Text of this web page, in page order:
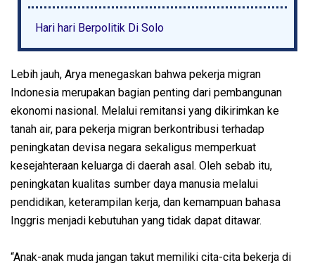
Hari hari Berpolitik Di Solo
Lebih jauh, Arya menegaskan bahwa pekerja migran
Indonesia merupakan bagian penting dari pembangunan
ekonomi nasional. Melalui remitansi yang dikirimkan ke
tanah air, para pekerja migran berkontribusi terhadap
peningkatan devisa negara sekaligus memperkuat
kesejahteraan keluarga di daerah asal. Oleh sebab itu,
peningkatan kualitas sumber daya manusia melalui
pendidikan, keterampilan kerja, dan kemampuan bahasa
Inggris menjadi kebutuhan yang tidak dapat ditawar.
“Anak-anak muda jangan takut memiliki cita-cita bekerja di